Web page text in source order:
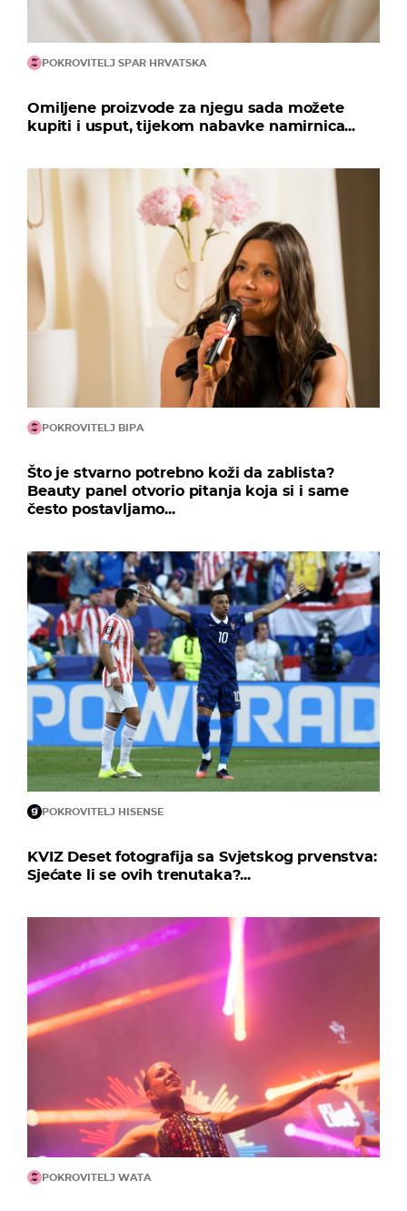
POKROVITELJ SPAR HRVATSKA
Omiljene proizvode za njegu sada možete
kupiti i usput, tijekom nabavke namirnica...
POKROVITELJ BIPA
Što je stvarno potrebno koži da zablista?
Beauty panel otvorio pitanja koja si i same
često postavljamo...
POKROVITELJ HISENSE
KVIZ Deset fotografija sa Svjetskog prvenstva:
Sjećate li se ovih trenutaka?...
POKROVITELJ WATA